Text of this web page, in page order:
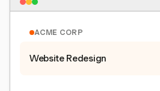
ACME CORP
Website Redesign